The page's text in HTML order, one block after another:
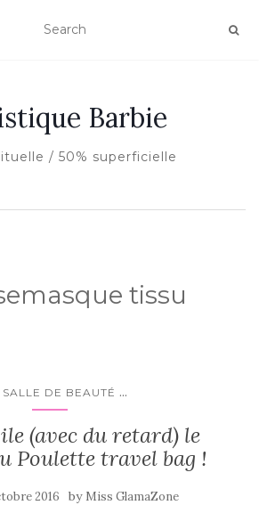
LA NAVIGATION
Barbie
/ 50% superficielle
tissu
SALLE DE BEAUTÉ ...
(avec du retard) le
Poulette travel bag !
2016 by Miss GlamaZone